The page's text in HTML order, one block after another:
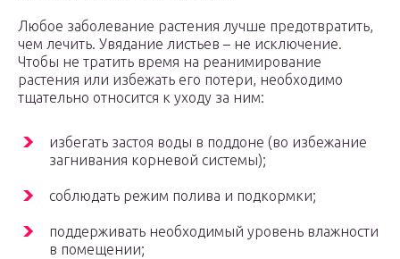
Любое заболевание растения лучше предотвратить,
чем лечить. Увядание листьев – не исключение.
Чтобы не тратить время на реанимирование
растения или избежать его потери, необходимо
тщательно относится к уходу за ним:
избегать застоя воды в поддоне (во избежание
загнивания корневой системы);
соблюдать режим полива и подкормки;
поддерживать необходимый уровень влажности
в помещении;